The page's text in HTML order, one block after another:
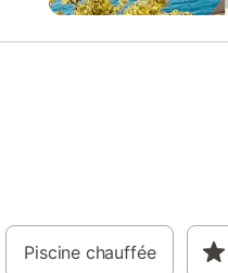
Piscine chauffée